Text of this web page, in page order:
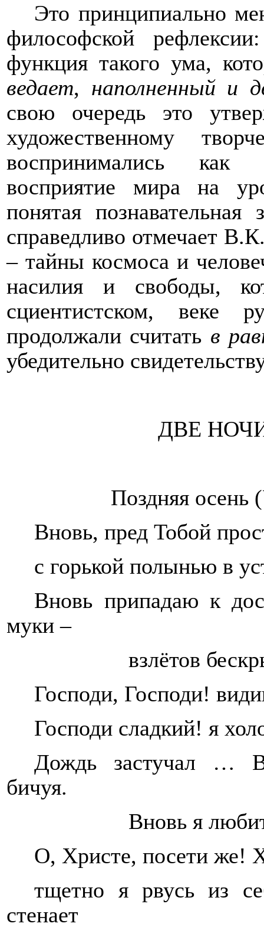
Это принципиально
философской
функция такого ума,
ведает, наполненный и
свою очередь это
художественному
воспринимались как
восприятие мира на
понятая
справедливо отмечает
– тайны космоса и
насилия и свободы,
сциентистском, веке
продолжали считать в
убедительно
ДВЕ
Поздняя осень
Вновь, пред Тобой
с горькой полынью в
Вновь припадаю к
муки –
взлётов
Господи, Господи!
Господи сладкий! я
Дождь застучал …
бичуя.
Вновь я
О, Христе, посети же!
тщетно я рвусь из
стенает